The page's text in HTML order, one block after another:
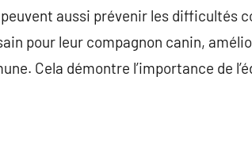
aussi prévenir les difficultés
pour leur compagnon canin,
Cela démontre l’importance de